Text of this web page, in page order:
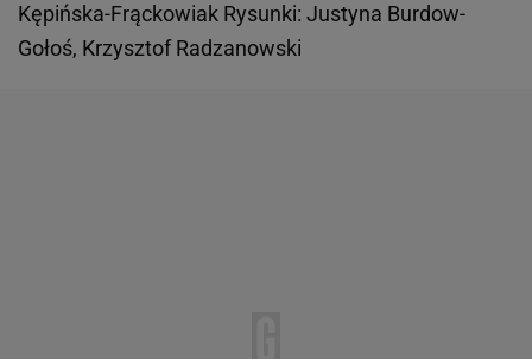
Kępińska-Frąckowiak Rysunki: Justyna Burdow-
Gołoś, Krzysztof Radzanowski